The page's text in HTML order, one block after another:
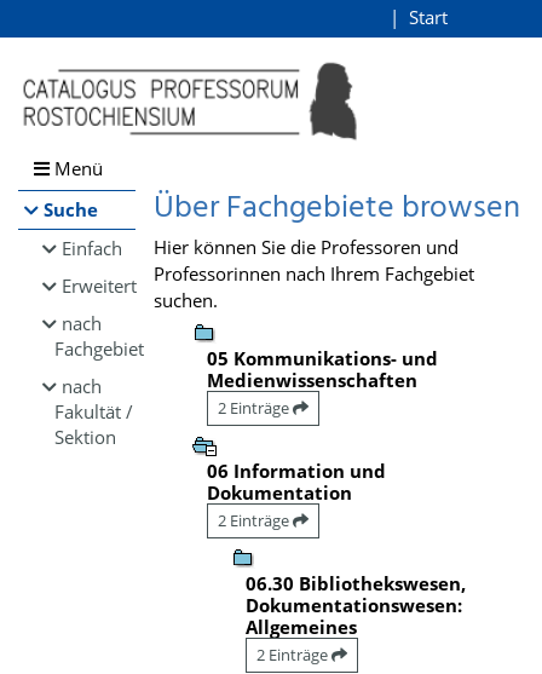
Browsen
direkt zum Inhalt
Start
Menü
Suche
Einfach
Erweitert
nach
Fachgebiet
nach
Fakultät /
Sektion
Über Fachgebiete browsen
Hier können Sie die Professoren und
Professorinnen nach Ihrem Fachgebiet
suchen.
05 Kommunikations- und
Medienwissenschaften
2 Einträge
06 Information und
Dokumentation
2 Einträge
06.30 Bibliothekswesen,
Dokumentationswesen:
Allgemeines
2 Einträge